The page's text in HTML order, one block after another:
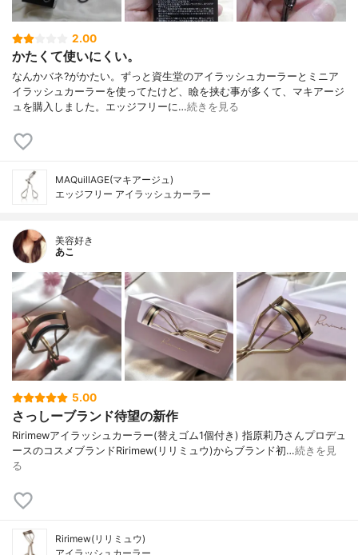
2.00
かたくて使いにくい。
なんかバネ?がかたい。ずっと資生堂のアイラッシュカーラーとミニア
イラッシュカーラーを使ってたけど、瞼を挟む事が多くて、マキアージ
ュを購入しました。エッジフリーに…続きを見る
MAQuillAGE(マキアージュ)
エッジフリー アイラッシュカーラー
美容好き
あこ
5.00
さっしーブランド待望の新作
⁡Ririmew⁡⁡アイラッシュカーラー⁡⁡⁡(替えゴム1個付き) ⁡⁡⁡⁡⁡指原莉乃さんプロデュ
ースのコスメブランドRirimew(リリミュウ)からブランド初…続きを見
る
Ririmew(リリミュウ)